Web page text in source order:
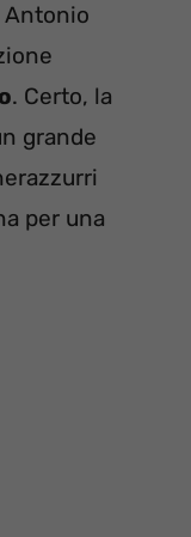
Antonio
. Certo, la
grande
per una